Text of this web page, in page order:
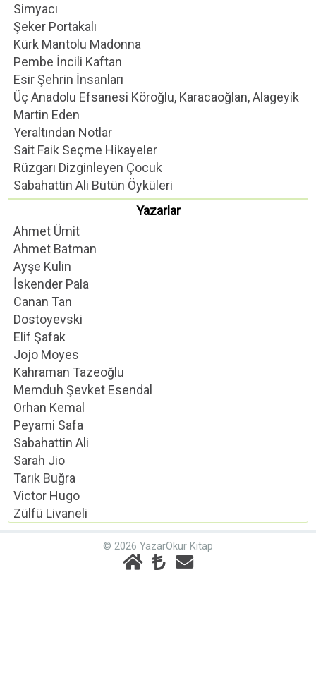
Simyacı
Şeker Portakalı
Kürk Mantolu Madonna
Pembe İncili Kaftan
Esir Şehrin İnsanları
Üç Anadolu Efsanesi Köroğlu, Karacaoğlan, Alageyik
Martin Eden
Yeraltından Notlar
Sait Faik Seçme Hikayeler
Rüzgarı Dizginleyen Çocuk
Sabahattin Ali Bütün Öyküleri
Yazarlar
Ahmet Ümit
Ahmet Batman
Ayşe Kulin
İskender Pala
Canan Tan
Dostoyevski
Elif Şafak
Jojo Moyes
Kahraman Tazeoğlu
Memduh Şevket Esendal
Orhan Kemal
Peyami Safa
Sabahattin Ali
Sarah Jio
Tarık Buğra
Victor Hugo
Zülfü Livaneli
© 2026 YazarOkur Kitap